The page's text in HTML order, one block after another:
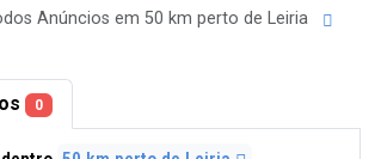
Anúncios em 50 km perto de Leiria
0